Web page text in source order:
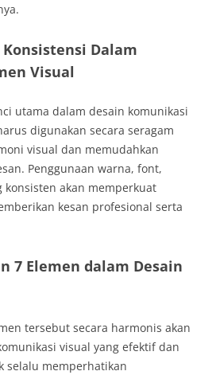
Dalam
Visual
utama dalam desain komunikasi
digunakan secara seragam
visual dan memudahkan
Penggunaan warna, font,
konsisten akan memperkuat
kesan profesional serta
7 Elemen dalam Desain
tersebut secara harmonis akan
visual yang efektif dan
selalu memperhatikan